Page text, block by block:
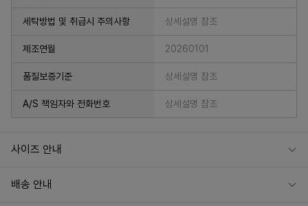
세탁방법 및 취급시 주의사항 상세설명 참조
제조연월 20260101
품질보증기준 상세설명 참조
A/S 책임자와 전화번호 상세설명 참조
사이즈 안내
배송 안내